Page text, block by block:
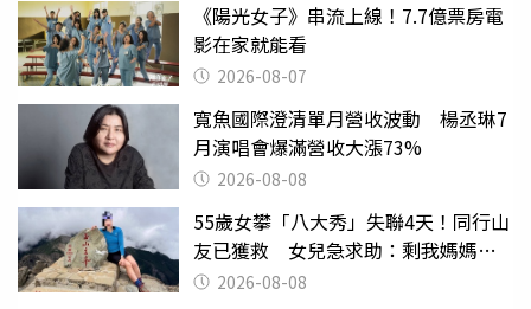
《陽光女子》串流上線！7.7億票房電
影在家就能看
2026-08-07
寬魚國際澄清單月營收波動 楊丞琳7
月演唱會爆滿營收大漲73%
2026-08-08
55歲女攀「八大秀」失聯4天！同行山
友已獲救 女兒急求助：剩我媽媽還
沒找到
2026-08-08